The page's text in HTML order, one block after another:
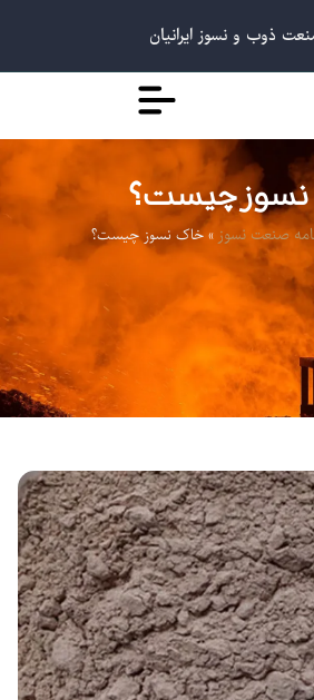
ذوب و نسوز ایرانیان
چیست؟
صنعت نسوز »خاک نسوز چیست؟